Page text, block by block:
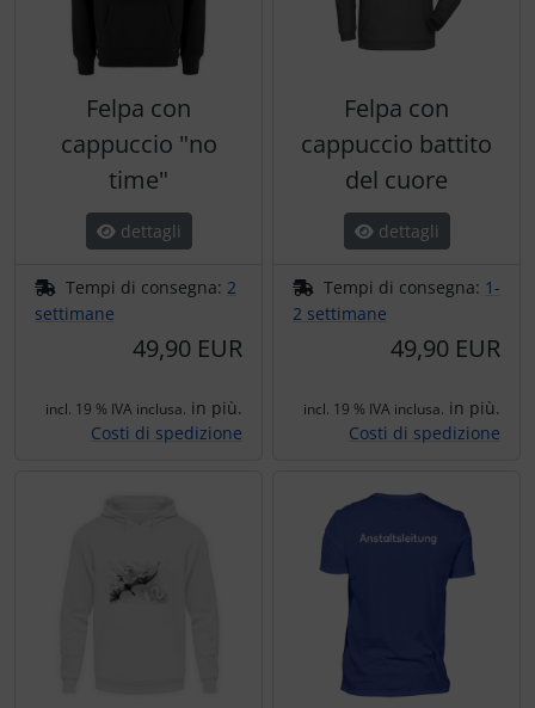
Felpa con
cappuccio "no
time"
dettagli
Tempi di consegna: 2
settimane
49,90 EUR
incl. 19 % IVA inclusa. in più.
Costi di spedizione
Felpa con
cappuccio battito
del cuore
dettagli
Tempi di consegna: 1-
2 settimane
49,90 EUR
incl. 19 % IVA inclusa. in più.
Costi di spedizione
Paracadute
Pellicole di avvertimento e di protezione
Pneumatici, tubi e co.
Protezione e cura
Pulitore per zanzare
Strumenti
Prodotti personalizzati
Rilassamento
Teglia Aviator
Vessilli decorativi
Mappe di rilievo 3D